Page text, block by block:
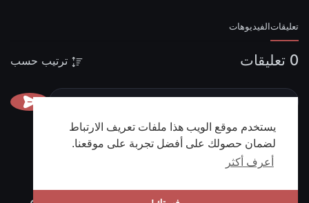
يستخدم موقع الويب هذا ملفات تعريف الارتباط
لضمان حصولك على أفضل تجربة على موقعنا.
أعرف أكثر
تعليقات الفيديوهات
0 تعليقات ترتيب حسب